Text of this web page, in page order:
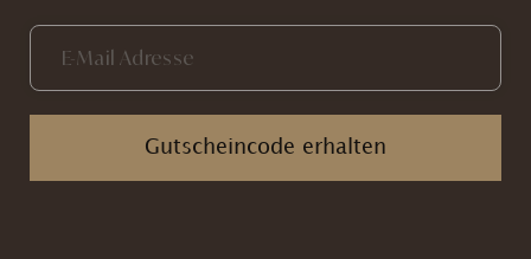
Gutscheincode erhalten